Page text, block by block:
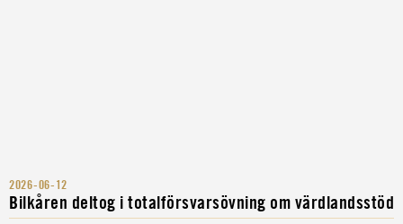
2026-06-12
Bilkåren deltog i totalförsvarsövning om värdlandsstöd